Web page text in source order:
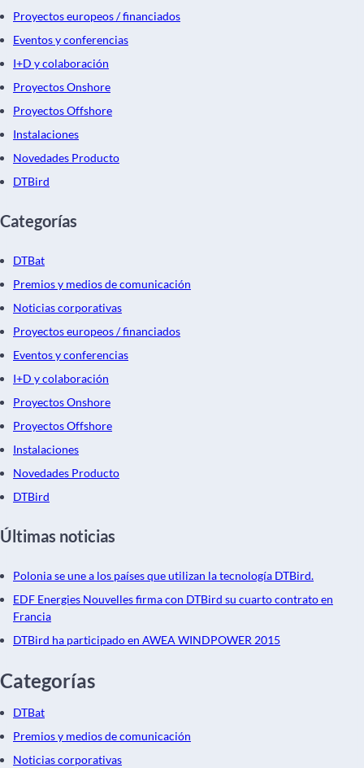
Proyectos europeos / financiados
Eventos y conferencias
I+D y colaboración
Proyectos Onshore
Proyectos Offshore
Instalaciones
Novedades Producto
DTBird
Categorías
DTBat
Premios y medios de comunicación
Noticias corporativas
Proyectos europeos / financiados
Eventos y conferencias
I+D y colaboración
Proyectos Onshore
Proyectos Offshore
Instalaciones
Novedades Producto
DTBird
Últimas noticias
Polonia se une a los países que utilizan la tecnología DTBird.
EDF Energies Nouvelles firma con DTBird su cuarto contrato en
Francia
DTBird ha participado en AWEA WINDPOWER 2015
Categorías
DTBat
Premios y medios de comunicación
Noticias corporativas